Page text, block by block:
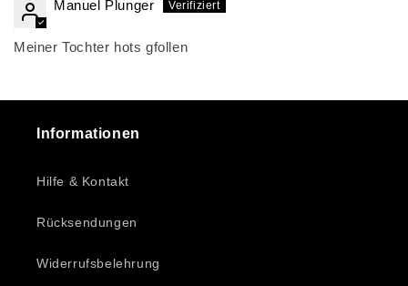
Manuel Plunger
Meiner Tochter hots gfollen
Informationen
Hilfe & Kontakt
Rücksendungen
Widerrufsbelehrung